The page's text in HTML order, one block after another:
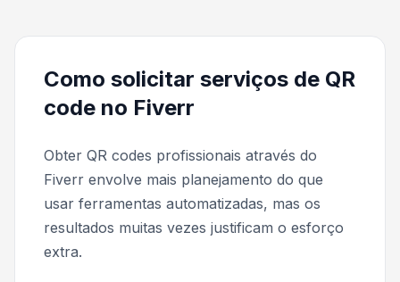
Como solicitar serviços de QR
code no Fiverr
Obter QR codes profissionais através do
Fiverr envolve mais planejamento do que
usar ferramentas automatizadas, mas os
resultados muitas vezes justificam o esforço
extra.